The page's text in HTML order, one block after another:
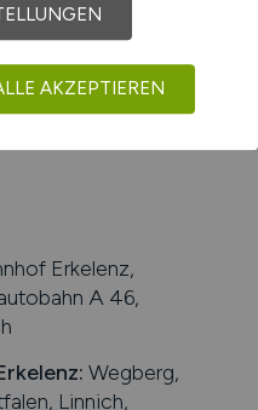
Erkelenz,
A 46,
: Wegberg,
Linnich,
AKZEPTIEREN